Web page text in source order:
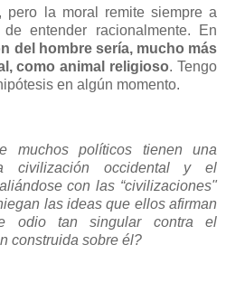
pero la moral remite siempre a
entender racionalmente. En
del hombre sería, mucho más
como animal religioso. Tengo
en algún momento.
muchos políticos tienen una
civilización occidental y el
con las “civilizaciones"
las ideas que ellos afirman
odio tan singular contra el
construida sobre él?